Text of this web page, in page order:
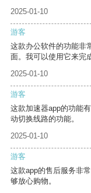
2025-01-10
游客
这款办公软件的功能非
面。我可以使用它来完
2025-01-10
游客
这款加速器app的功能
动切换线路的功能。
2025-01-10
游客
这款app的售后服务非
够放心购物。